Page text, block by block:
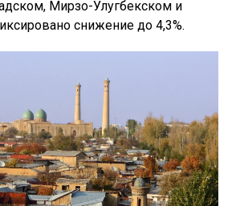
Мирзо-Улугбекском и
снижение до 4,3%.